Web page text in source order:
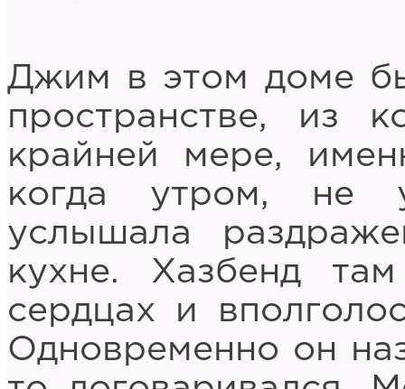
Джим в этом доме
пространстве, из
крайней мере,
когда утром, не
услышала
кухне. Хазбенд
сердцах и
Одновременно он